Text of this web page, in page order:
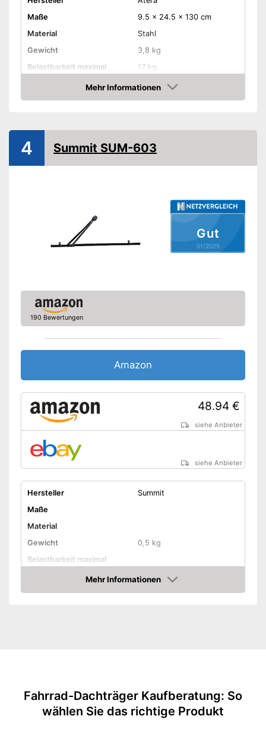
Maße
9.5 x 24.5 x 130 cm
Material
Stahl
Gewicht
3,8 kg
Belastbarkeit maximal
17 kg
Durchmesser Rahmen
2,2 - 8 cm
Anzahl Fahrräder maximal
TÜV-geprüft
TÜV-Prüfung beweist Qualität
Ganz einfach verschließbar
Amazon Lieferzeit
siehe Anbieter
Mehr Informationen
Amazon
Gut
01/2025
4 Summit SUM-603
190 Bewertungen
Amazon
48.94 €
siehe Anbieter
siehe Anbieter
Hersteller
Summit
Maße
Material
Gewicht
0,5 kg
Belastbarkeit maximal
Durchmesser Rahmen
2,2 - 4,3 cm
Anzahl Fahrräder maximal
1
Amazon Lieferzeit
siehe Anbieter
Mehr Informationen
Amazon
Fahrrad-Dachträger Kaufberatung: So
wählen Sie das richtige Produkt